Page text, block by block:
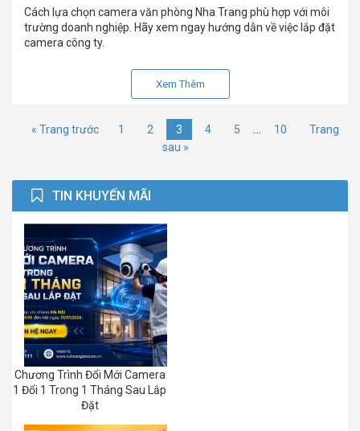
Cách lựa chọn camera văn phòng Nha Trang phù hợp với môi
trường doanh nghiệp. Hãy xem ngay hướng dẫn về việc lắp đặt
camera công ty.
Xem Thêm
« Trang trước 1 2 3 4 5 … 10
Trang
sau »
TIN KHUYẾN MÃI
Chương Trình Đổi Mới Camera
1 Đổi 1 Trong 1 Tháng Sau Lắp
Đặt